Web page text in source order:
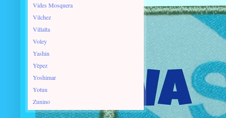
Vides Mosquera
Vilchez
Villalta
Voley
Yashin
Yèpez
Yoshimar
Yotun
Zunino